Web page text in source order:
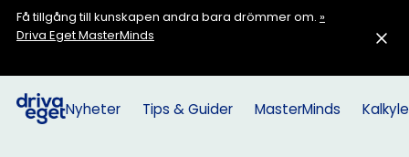
Få tillgång till kunskapen andra bara drömmer om. »
Driva Eget MasterMinds
Nyheter Tips & Guider MasterMinds